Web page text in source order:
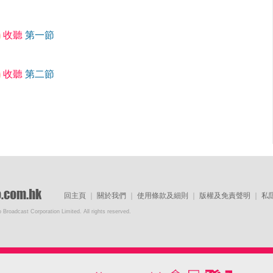
收聽 第一節
收聽 第二節
回主頁 關於我們 使用條款及細則 版權及免責聲明 私
Broadcast Corporation Limited. All rights reserved.